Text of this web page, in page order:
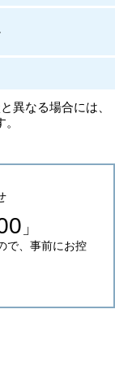
異なる場合には、
」
で、事前にお控